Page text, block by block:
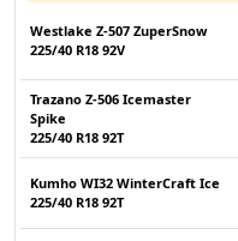
Westlake Z-507 ZuperSnow
225/40 R18 92V
Trazano Z-506 Icemaster
Spike
225/40 R18 92T
Kumho WI32 WinterCraft Ice
225/40 R18 92T